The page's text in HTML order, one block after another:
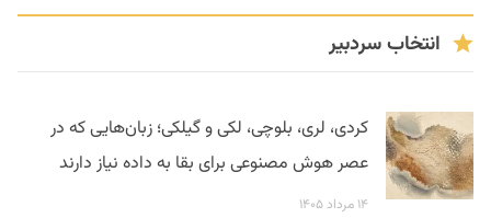
انتخاب سردبیر
کردی، لری، بلوچی، لکی و گیلکی؛ زبان‌هایی که در
عصر هوش مصنوعی برای بقا به داده نیاز دارند
۱۴ مرداد ۱۴۰۵